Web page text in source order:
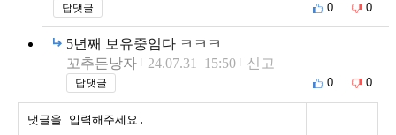
답댓글 0 0
5년째 보유중임다 ㅋㅋㅋ
꼬추든낭자
24.07.31 15:50 신고
답댓글 0 0